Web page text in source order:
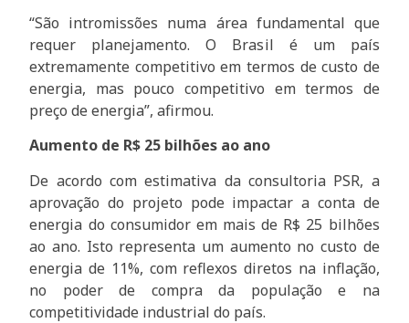
“São intromissões numa área fundamental que
requer planejamento. O Brasil é um país
extremamente competitivo em termos de custo de
energia, mas pouco competitivo em termos de
preço de energia”, afirmou.
Aumento de R$ 25 bilhões ao ano
De acordo com estimativa da consultoria PSR, a
aprovação do projeto pode impactar a conta de
energia do consumidor em mais de R$ 25 bilhões
ao ano. Isto representa um aumento no custo de
energia de 11%, com reflexos diretos na inflação,
no poder de compra da população e na
competitividade industrial do país.